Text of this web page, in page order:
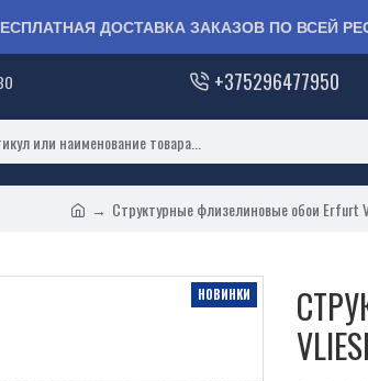
ДОСТАВКА ЗАКАЗОВ ПО ВСЕЙ
+375296477950
Структурные флизелиновые обои Erfurt
НОВИНКИ